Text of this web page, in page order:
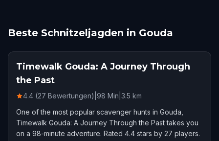
Beste Schnitzeljagden in Gouda
Timewalk Gouda: A Journey Through
the Past
4.4 (27 Bewertungen) 98 Min 3.5 km
One of the most popular scavenger hunts in Gouda,
Timewalk Gouda: A Journey Through the Past takes you
on a 98-minute adventure. Rated 4.4 stars by 27 players.